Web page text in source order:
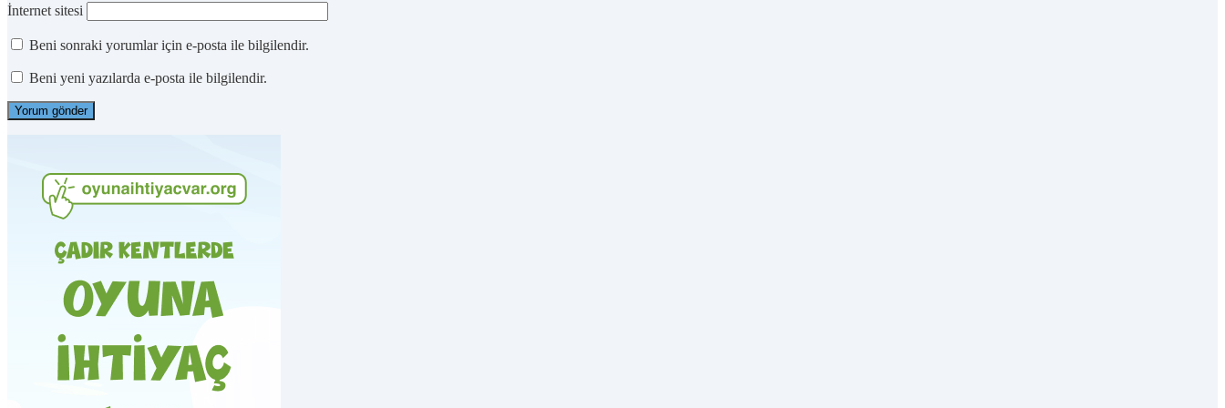
İnternet sitesi
Beni sonraki yorumlar için e-posta ile bilgilendir.
Beni yeni yazılarda e-posta ile bilgilendir.